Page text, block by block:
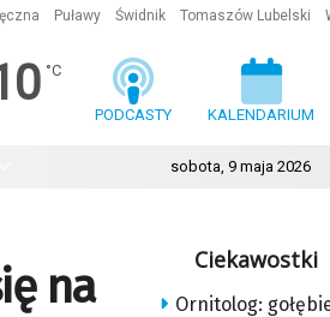
Puławy Świdnik Tomaszów Lubelski
°C
PODCASTY KALENDARIUM
sobota, 9 maja 2026
na
Ciekawostki
Ornitolog: